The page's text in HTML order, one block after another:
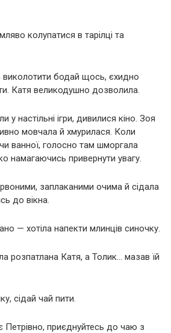
колупатися в тарілці та
бодай щось, єхидно
Катя великодушно дозволила.
у настільні ігри, дивилися кіно. Зоя
мовчала й хмурилася. Коли
ванної, голосно там шморгала
намагаючись привернути увагу.
заплаканими очима й сідала
до вікна.
— хотіла напекти млинців синочку.
розпатлана Катя, а Толик… мазав їй
сідай чай пити.
приєднуйтесь до чаю з